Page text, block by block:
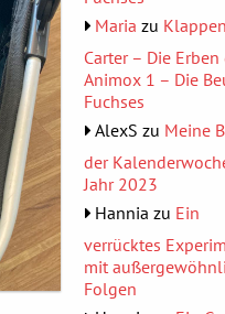
Maria zu
Carter – Die Erben
Animox 1 – Die
Fuchses
AlexS zu Meine
der
Jahr 2023
Hannia zu Ein
verrücktes
mit
Folgen